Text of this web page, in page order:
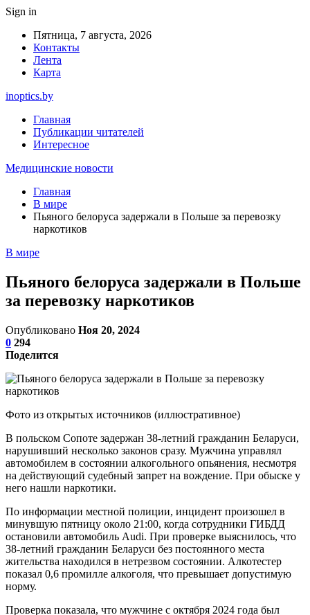
Sign in
Пятница, 7 августа, 2026
Контакты
Лента
Карта
inoptics.by
Главная
Публикации читателей
Интересное
Медицинские новости
Главная
В мире
Пьяного белоруса задержали в Польше за перевозку
наркотиков
В мире
Пьяного белоруса задержали в Польше
за перевозку наркотиков
Опубликовано Ноя 20, 2024
0 294
Поделится
Фото из открытых источников (иллюстративное)
В польском Сопоте задержан 38-летний гражданин Беларуси,
нарушивший несколько законов сразу. Мужчина управлял
автомобилем в состоянии алкогольного опьянения, несмотря
на действующий судебный запрет на вождение. При обыске у
него нашли наркотики.
По информации местной полиции, инцидент произошел в
минувшую пятницу около 21:00, когда сотрудники ГИБДД
остановили автомобиль Audi. При проверке выяснилось, что
38-летний гражданин Беларуси без постоянного места
жительства находился в нетрезвом состоянии. Алкотестер
показал 0,6 промилле алкоголя, что превышает допустимую
норму.
Проверка показала, что мужчине с октября 2024 года был